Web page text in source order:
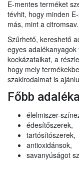
E-mentes terméket
tévhit, hogy minden
más, mint a citromsav.
Szűrhető, kereshető
egyes
kockázataikat, a
hogy mely
szakirodalmat is
Főbb
élelmiszer-
édesítőszerek,
tartósítószerek,
antioxidánsok,
savanyúságot